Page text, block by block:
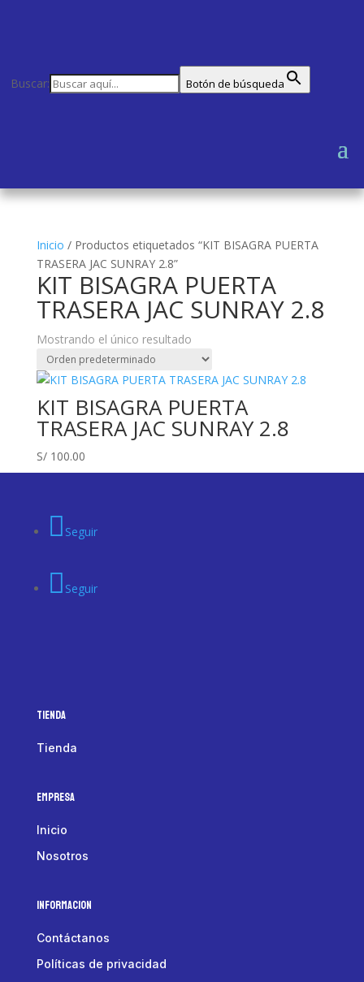
Buscar: Botón de búsqueda
Inicio / Productos etiquetados “KIT BISAGRA PUERTA
TRASERA JAC SUNRAY 2.8”
KIT BISAGRA PUERTA
TRASERA JAC SUNRAY 2.8
Mostrando el único resultado
KIT BISAGRA PUERTA
TRASERA JAC SUNRAY 2.8
S/100.00
Seguir
Seguir
Tienda
Tienda
Empresa
Inicio
Nosotros
Informacion
Contáctanos
Políticas de privacidad